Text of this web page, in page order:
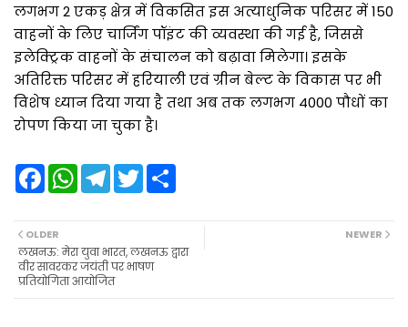
लगभग 2 एकड़ क्षेत्र में विकसित इस अत्याधुनिक परिसर में 150
वाहनों के लिए चार्जिंग पॉइंट की व्यवस्था की गई है, जिससे
इलेक्ट्रिक वाहनों के संचालन को बढ़ावा मिलेगा। इसके
अतिरिक्त परिसर में हरियाली एवं ग्रीन बेल्ट के विकास पर भी
विशेष ध्यान दिया गया है तथा अब तक लगभग 4000 पौधों का
रोपण किया जा चुका है।
F
a
b
o
o
k
W
A
p
p
T
e
r
a
m
T
w
e
r
NEWER
OLDER
लखनऊ: मेरा युवा भारत, लखनऊ द्वारा
वीर सावरकर जयंती पर भाषण
प्रतियोगिता आयोजित